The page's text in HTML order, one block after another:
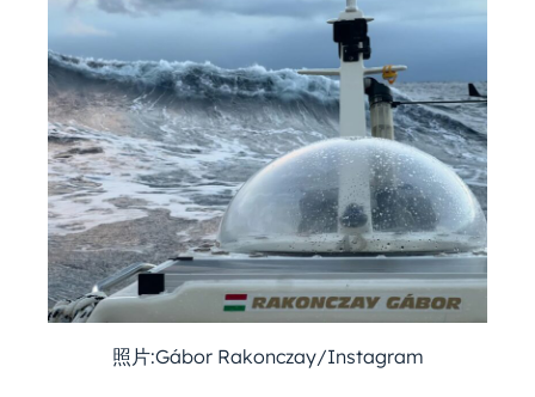
照片:Gábor Rakonczay/Instagram